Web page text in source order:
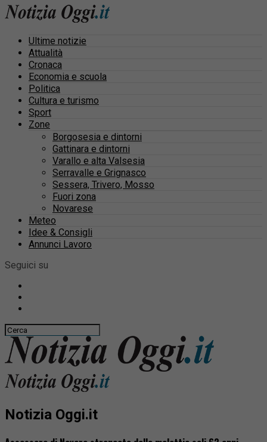
Ultime notizie
Attualità
Cronaca
Economia e scuola
Politica
Cultura e turismo
Sport
Zone
Borgosesia e dintorni
Gattinara e dintorni
Varallo e alta Valsesia
Serravalle e Grignasco
Sessera, Trivero, Mosso
Fuori zona
Novarese
Meteo
Idee & Consigli
Annunci Lavoro
Seguici su
Notizia Oggi.it